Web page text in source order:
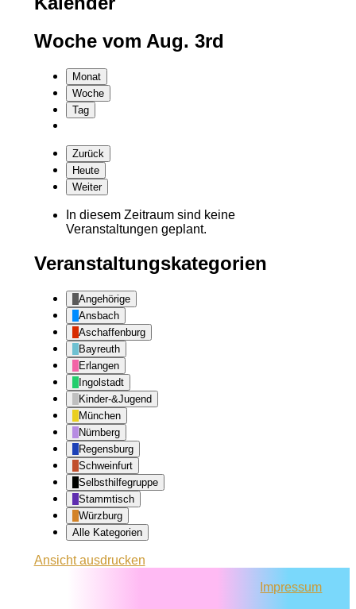
Woche vom Aug. 3rd
Monat
Woche
Tag
Zurück
Heute
Weiter
In diesem Zeitraum sind keine
Veranstaltungen geplant.
Veranstaltungskategorien
Angehörige
Ansbach
Aschaffenburg
Bayreuth
Erlangen
Ingolstadt
Kinder-&Jugend
München
Nürnberg
Regensburg
Schweinfurt
Selbsthilfegruppe
Stammtisch
Würzburg
Alle Kategorien
Ansichtausdrucken
Impressum